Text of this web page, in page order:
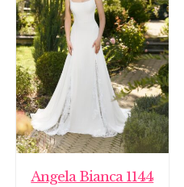
Angela Bianca 1144